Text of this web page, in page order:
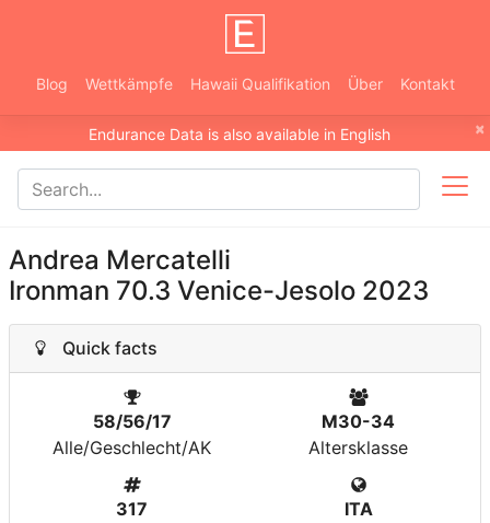
Blog Wettkämpfe Hawaii Qualifikation Über Kontakt
×
Endurance Data is also available in English
Andrea Mercatelli
Ironman 70.3 Venice-Jesolo 2023
Quick facts
58/56/17
Alle/Geschlecht/AK
M30-34
Altersklasse
317
ITA